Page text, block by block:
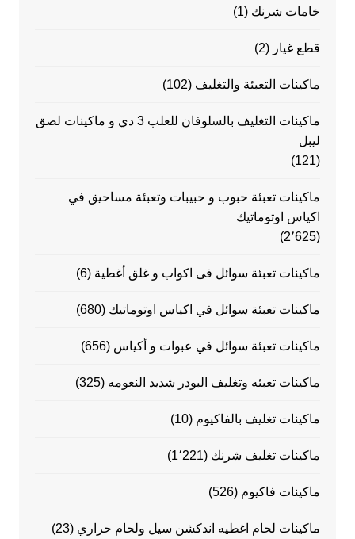
خامات شرنك (1)
قطع غيار (2)
ماكينات التعبئة والتغليف (102)
ماكينات التغليف بالسلوفان للعلب 3 دي و ماكينات لصق
ليبل
(121)
ماكينات تعبئة حبوب و حبيبات وتعبئة مساحيق في
اكياس اوتوماتيك
(2٬625)
ماكينات تعبئة سوائل فى اكواب و غلق أغطية (6)
ماكينات تعبئة سوائل في اكياس اوتوماتيك (680)
ماكينات تعبئة سوائل في عبوات و أكياس (656)
ماكينات تعبئه وتغليف البودر شديد النعومه (325)
ماكينات تغليف بالفاكيوم (10)
ماكينات تغليف شرنك (1٬221)
ماكينات فاكيوم (526)
ماكينات لحام اغطيه اندكشن سيل ولحام حراري (23)